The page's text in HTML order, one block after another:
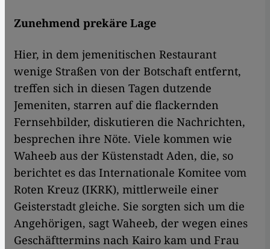
Zunehmend prekäre Lage
Hier, in dem jemenitischen Restaurant
wenige Straßen von der Botschaft entfernt,
treffen sich in diesen Tagen dutzende
Jemeniten, starren auf die flackernden
Fernsehbilder, diskutieren die Nachrichten,
besprechen ihre Nöte. Viele kommen wie
Waheeb aus der Küstenstadt Aden, die, so
berichtet es das Internationale Komitee vom
Roten Kreuz (IKRK), mittlerweile einer
Geisterstadt gleiche. Sie sorgten sich um die
Angehörigen, sagt Waheeb, der wegen eines
Geschäfttermins nach Kairo kam und Frau